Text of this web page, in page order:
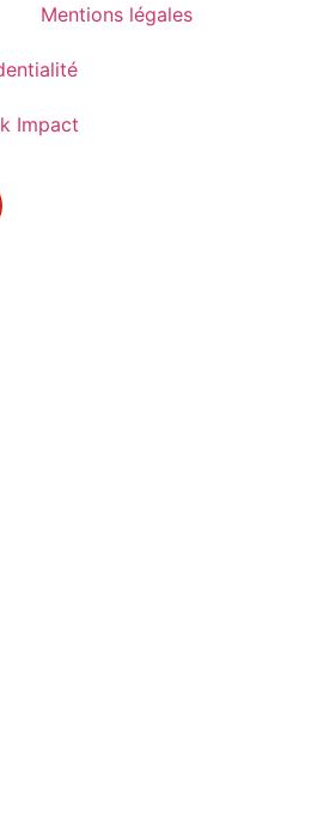
Mentions légales
Impact